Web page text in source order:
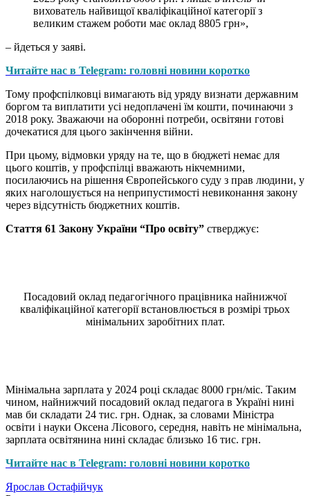
вихователь найвищої кваліфікаційної категорії з
великим стажем роботи має оклад 8805 грн»,
– йдеться у заяві.
Читайте нас в Telegram: головні новини коротко
Тому профспілковці вимагають від уряду визнати державним
боргом та виплатити усі недоплачені їм кошти, починаючи з
2018 року. Зважаючи на оборонні потреби, освітяни готові
дочекатися для цього закінчення війни.
При цьому, відмовки уряду на те, що в бюджеті немає для
цього коштів, у профспілці вважають нікчемними,
посилаючись на рішення Європейського суду з прав людини, у
яких наголошується на неприпустимості невиконання закону
через відсутність бюджетних коштів.
Стаття 61 Закону України “Про освіту” стверджує:
Посадовий оклад педагогічного працівника найнижчої
кваліфікаційної категорії встановлюється в розмірі трьох
мінімальних заробітних плат.
Мінімальна зарплата у 2024 році складає 8000 грн/міс. Таким
чином, найнижчий посадовий оклад педагога в Україні нині
мав би складати 24 тис. грн. Однак, за словами Міністра
освіти і науки Оксена Лісового, середня, навіть не мінімальна,
зарплата освітянина нині складає близько 16 тис. грн.
Читайте нас в Telegram: головні новини коротко
Ярослав Остафійчук